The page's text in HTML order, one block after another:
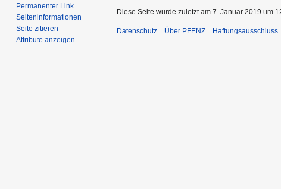
Permanenter Link
Seiten­­informationen
Seite zitieren
Attribute anzeigen
Diese Seite wurde zuletzt am 7. Januar 2019 um
Datenschutz Über PFENZ Haftungsausschluss